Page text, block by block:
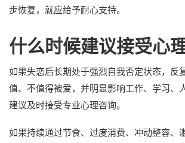
步恢复，就应给予耐心支持。
什么时候建议接受心
如果失恋后长期处于强烈自我否定状态，反
值、不值得被爱，并明显影响工作、学习、
建议及时接受专业心理咨询。
如果持续通过节食、过度消费、冲动整容、